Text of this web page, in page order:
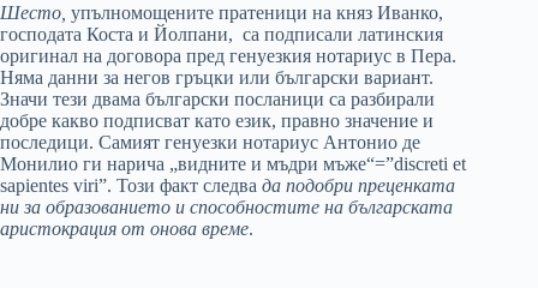
Шесто, упълномощените пратеници на княз Иванко,
господата Коста и Йолпани, са подписали латинския
оригинал на договора пред генуезкия нотариус в Пера.
Няма данни за негов гръцки или български вариант.
Значи тези двама български посланици са разбирали
добре какво подписват като език, правно значение и
последици. Самият генуезки нотариус Антонио де
Монилио ги нарича „видните и мъдри мъже“=”discreti et
sapientes viri”. Този факт следва да подобри преценката
ни за образованието и способностите на българската
аристокрация от онова време.